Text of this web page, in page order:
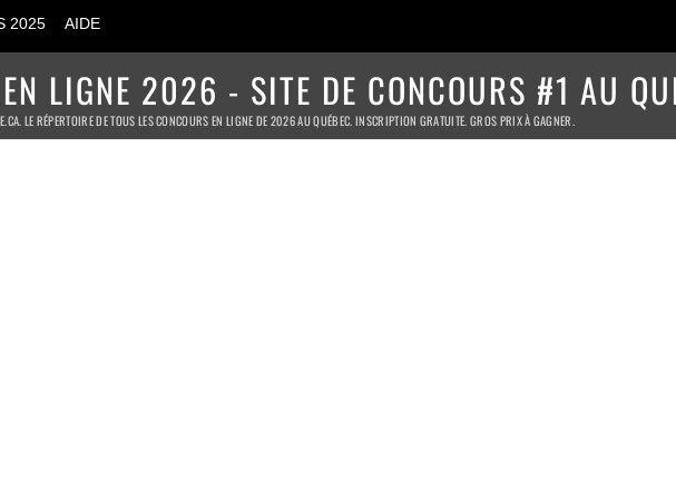
2025 AIDE
LIGNE 2026 - SITE DE CONCOURS #1 AU
LE RÉPERTOIRE DE TOUS LES CONCOURS EN LIGNE DE 2026 AU QUÉBEC. INSCRIPTION GRATUITE. GROS PRIX À GAGNER.